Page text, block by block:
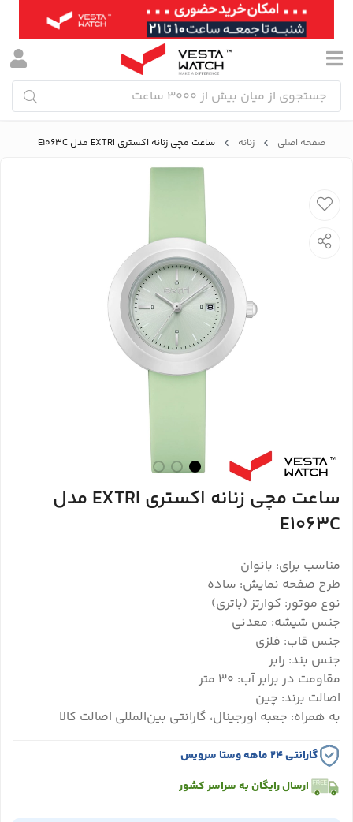
صفحه اصلی زنانه ساعت مچی زنانه اکستری EXTRI مدل E1063C
ساعت مچی زنانه اکستری EXTRI مدل
E1063C
مناسب برای: بانوان
طرح صفحه نمایش: ساده
نوع موتور: کوارتز (باتری)
جنس شیشه: معدنی
جنس قاب: فلزی
جنس بند: رابر
مقاومت در برابر آب: 30 متر
اصالت برند: چین
به همراه: جعبه اورجینال، گارانتی بین‌المللی اصالت کالا
گارانتی ۲۴ ماهه وستا سرویس
ارسال رایگان به سراسر کشور